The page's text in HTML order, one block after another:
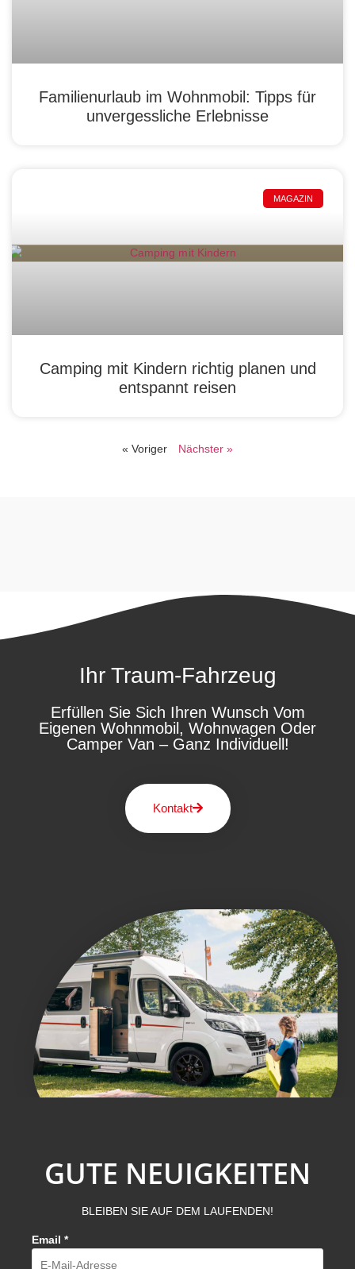
Familienurlaub im Wohnmobil: Tipps für
unvergessliche Erlebnisse
MAGAZIN
Camping mit Kindern richtig planen und
entspannt reisen
« Voriger Nächster »
Ihr Traum-Fahrzeug
Erfüllen Sie Sich Ihren Wunsch Vom
Eigenen Wohnmobil, Wohnwagen Oder
Camper Van – Ganz Individuell!
Kontakt
GUTE NEUIGKEITEN
BLEIBEN SIE AUF DEM LAUFENDEN!
Email *